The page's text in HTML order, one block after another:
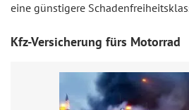
eine günstigere
Kfz-Versicherung fürs Motorrad